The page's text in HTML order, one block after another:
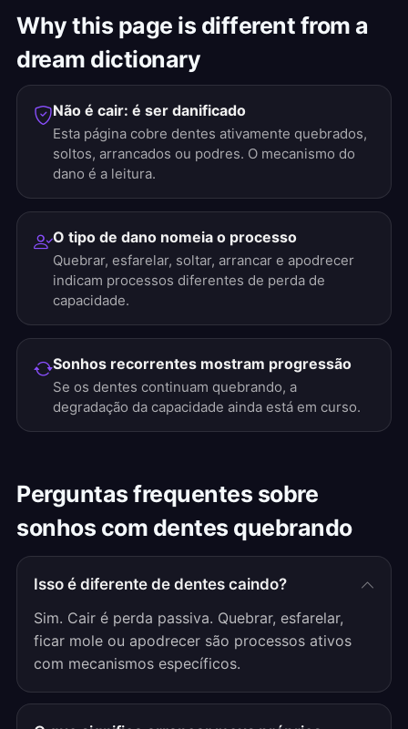
Why this page is different from a
dream dictionary
Não é cair: é ser danificado
Esta página cobre dentes ativamente quebrados,
soltos, arrancados ou podres. O mecanismo do
dano é a leitura.
O tipo de dano nomeia o processo
Quebrar, esfarelar, soltar, arrancar e apodrecer
indicam processos diferentes de perda de
capacidade.
Sonhos recorrentes mostram progressão
Se os dentes continuam quebrando, a
degradação da capacidade ainda está em curso.
Perguntas frequentes sobre
sonhos com dentes quebrando
Isso é diferente de dentes caindo?
Sim. Cair é perda passiva. Quebrar, esfarelar,
ficar mole ou apodrecer são processos ativos
com mecanismos específicos.